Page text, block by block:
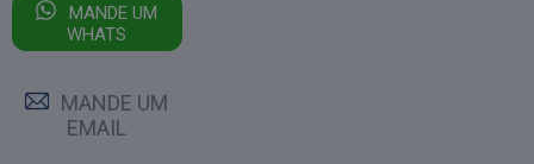
MANDE UM
WHATS
MANDE UM
EMAIL